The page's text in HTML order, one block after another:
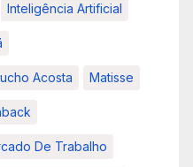
Inteligência Artificial
Acosta Matisse
De Trabalho